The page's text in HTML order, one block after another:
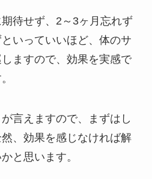
待せず、2～3ヶ月忘れず
いっていいほど、体のサ
ますので、効果を実感で
言えますので、まずはし
、効果を感じなければ解
と思います。